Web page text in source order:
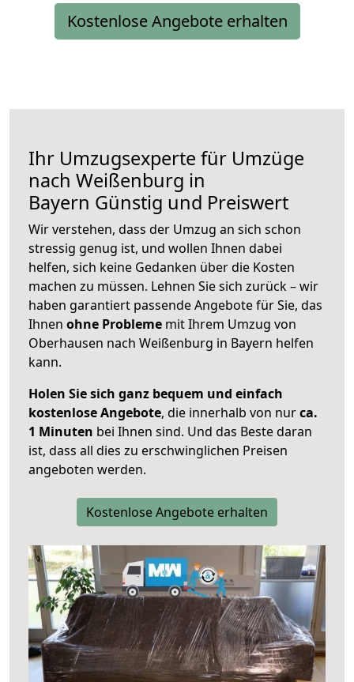
Kostenlose Angebote erhalten
Ihr Umzugsexperte für Umzüge
nach Weißenburg in
Bayern Günstig und Preiswert
Wir verstehen, dass der Umzug an sich schon
stressig genug ist, und wollen Ihnen dabei
helfen, sich keine Gedanken über die Kosten
machen zu müssen. Lehnen Sie sich zurück – wir
haben garantiert passende Angebote für Sie, das
Ihnen ohne Probleme mit Ihrem Umzug von
Oberhausen nach Weißenburg in Bayern helfen
kann.
Holen Sie sich ganz bequem und einfach
kostenlose Angebote, die innerhalb von nurca.
1 Minuten bei Ihnen sind. Und das Beste daran
ist, dass all dies zu erschwinglichen Preisen
angeboten werden.
Kostenlose Angebote erhalten